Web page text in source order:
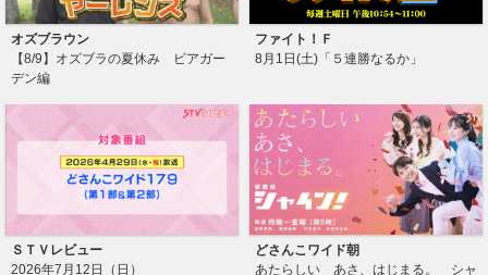
オズブラウン
【8/9】オズブラの夏休み ビアガー
デン編
ファイト！Ｆ
8月1日(土)「５連勝なるか」
ＳＴＶレビュー
2026年7月12日（日）
どさんこワイド朝
あたらしい あさ、はじまる。 シャ